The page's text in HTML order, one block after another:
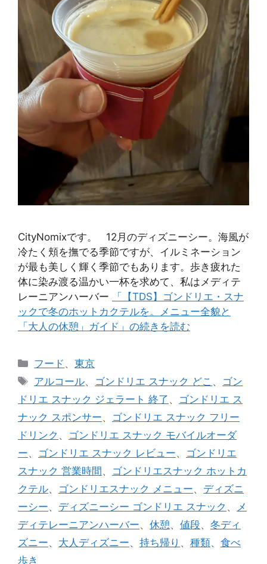
CityNomixです。 12月のディズニーシー。海風が
冷たく頬を撫でる季節ですが、イルミネーション
が最も美しく輝く季節でもあります。歩き疲れた
体に染み渡る温かい一杯を求めて、私はメディテ
レーニアンハーバー
「【TDS】ゴンドリエ・スナ
ックで冬のホットカクテルを。メニュー全貌と
「大人の休憩」ガイド」の続きを読む
カ
テ
リ
ー
フード 、東京
タ
グ
アルコール、 ゴンドリエ スナック どこ 、 ゴン
ドリエ スナック ジェラート 終了 、 ゴンドリエ ス
ナック スポンサー、 ゴンドリエ スナック フリー
ドリンク 、 ゴンドリエ スナック モバイルオーダ
ー、 ゴンドリエ スナック レビュー、 ゴンドリエ
スナック 営業時間、 ゴンドリエスナック ホットカ
クテル、 ゴンドリエスナック メニュー、 ディズニ
ーシー、 ディズニーシー ゴンドリエ スナック 、
メ
ディテレーニアンハーバー、 休憩、 値段、 冬ディ
ズニー、 大人ディズニー、 持ち帰り 、 種類、 食べ
歩き